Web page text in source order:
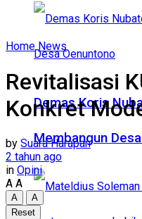
Demas Koris
Membangun
Home News
Revitalisasi
Konkret
by Suara Harapan
2 tahun ago
in Opini
A A
A
A
Reset